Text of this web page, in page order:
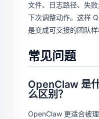
文件、日志路径、失
下次调整动作。这样
是变成可交接的团队样
常见问题
OpenClaw 是
么区别？
OpenClaw 更适合被